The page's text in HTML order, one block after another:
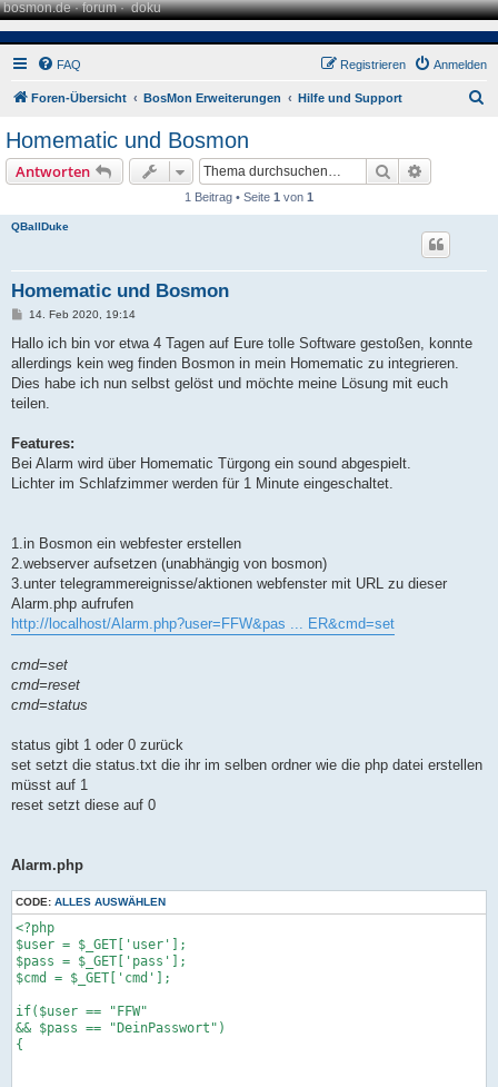
bosmon.de·forum·doku
FAQ Anmelden
Registrieren
Foren-Übersicht BosMon Erweiterungen Hilfe und Support
Homematic und Bosmon
Antworten Suche
1 Beitrag • Seite 1 von 1
QBallDuke
Homematic und Bosmon
B
i
r
a
14. Feb 2020, 19:14
Hallo ich bin vor etwa 4 Tagen auf Eure tolle Software gestoßen, konnte
allerdings kein weg finden Bosmon in mein Homematic zu integrieren.
Dies habe ich nun selbst gelöst und möchte meine Lösung mit euch
teilen.
Features:
Bei Alarm wird über Homematic Türgong ein sound abgespielt.
Lichter im Schlafzimmer werden für 1 Minute eingeschaltet.
1.in Bosmon ein webfester erstellen
2.webserver aufsetzen (unabhängig von bosmon)
3.unter telegrammereignisse/aktionen webfenster mit URL zu dieser
Alarm.php aufrufen
http://localhost/Alarm.php?user=FFW&pas ... ER&cmd=set
cmd=set
cmd=reset
cmd=status
status gibt 1 oder 0 zurück
set setzt die status.txt die ihr im selben ordner wie die php datei erstellen
müsst auf 1
reset setzt diese auf 0
Alarm.php
CODE: ALLES AUSWÄHLEN
<?php
$user = $_GET['user'];
$pass = $_GET['pass'];
$cmd = $_GET['cmd'];
if($user == "FFW"
&& $pass == "DeinPasswort")
{